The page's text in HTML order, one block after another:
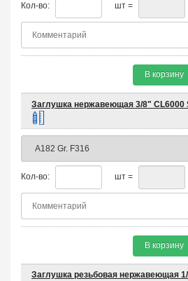
Кол-во: шт =
В корзину
Заглушка нержавеющая 3/8" CL6000
Кол-во: шт =
В корзину
Заглушка резьбовая нержавеющая